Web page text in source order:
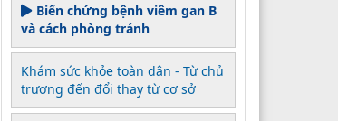
Biến chứng bệnh viêm gan B
và cách phòng tránh
Khám sức khỏe toàn dân - Từ chủ
trương đến đổi thay từ cơ sở